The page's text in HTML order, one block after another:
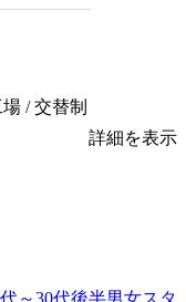
/ 交替制
詳細を表示